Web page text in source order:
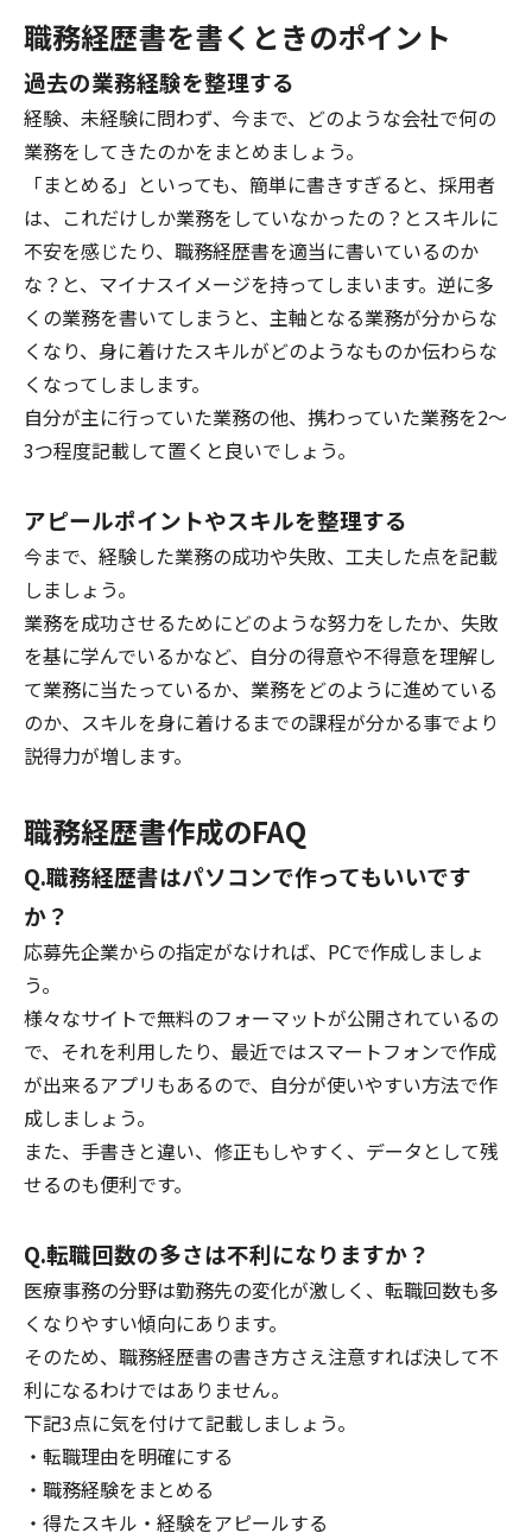
職務経歴書を書くときのポイント
過去の業務経験を整理する
経験、未経験に問わず、今まで、どのような会社で何の
業務をしてきたのかをまとめましょう。
「まとめる」といっても、簡単に書きすぎると、採用者
は、これだけしか業務をしていなかったの？とスキルに
不安を感じたり、職務経歴書を適当に書いているのか
な？と、マイナスイメージを持ってしまいます。逆に多
くの業務を書いてしまうと、主軸となる業務が分からな
くなり、身に着けたスキルがどのようなものか伝わらな
くなってしまします。
自分が主に行っていた業務の他、携わっていた業務を2～
3つ程度記載して置くと良いでしょう。
アピールポイントやスキルを整理する
今まで、経験した業務の成功や失敗、工夫した点を記載
しましょう。
業務を成功させるためにどのような努力をしたか、失敗
を基に学んでいるかなど、自分の得意や不得意を理解し
て業務に当たっているか、業務をどのように進めている
のか、スキルを身に着けるまでの課程が分かる事でより
説得力が増します。
職務経歴書作成のFAQ
Q.職務経歴書はパソコンで作ってもいいです
か？
応募先企業からの指定がなければ、PCで作成しましょ
う。
様々なサイトで無料のフォーマットが公開されているの
で、それを利用したり、最近ではスマートフォンで作成
が出来るアプリもあるので、自分が使いやすい方法で作
成しましょう。
また、手書きと違い、修正もしやすく、データとして残
せるのも便利です。
Q.転職回数の多さは不利になりますか？
医療事務の分野は勤務先の変化が激しく、転職回数も多
くなりやすい傾向にあります。
そのため、職務経歴書の書き方さえ注意すれば決して不
利になるわけではありません。
下記3点に気を付けて記載しましょう。
・転職理由を明確にする
・職務経験をまとめる
・得たスキル・経験をアピールする